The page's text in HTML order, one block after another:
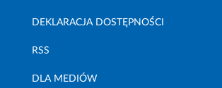
DEKLARACJA DOSTĘPNOŚCI
RSS
DLA MEDIÓW